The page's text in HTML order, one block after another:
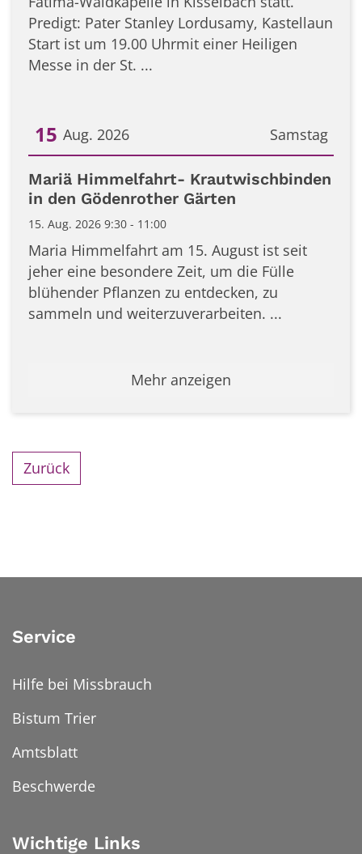
Predigt: Pater Stanley Lordusamy, Kastellaun
Start ist um 19.00 Uhrmit einer Heiligen
Messe in der St. ...
Samstag
15 Aug. 2026
Datum: 15. August 2026
Mariä Himmelfahrt- Krautwischbinden
in den Gödenrother Gärten
15. Aug. 2026 9:30 - 11:00
Maria Himmelfahrt am 15. August ist seit
jeher eine besondere Zeit, um die Fülle
blühender Pflanzen zu entdecken, zu
sammeln und weiterzuverarbeiten. ...
Mehr anzeigen
Zurück
Service
Hilfe bei Missbrauch
Bistum Trier
Amtsblatt
Beschwerde
Wichtige Links